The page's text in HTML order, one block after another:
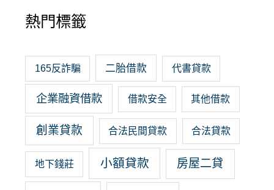
熱門標籤
165反詐騙 二胎借款 代書貸款
企業融資借款 借款安全 其他借款
創業貸款 合法民間貸款 合法貸款
地下錢莊 小額貸款 房屋二貸